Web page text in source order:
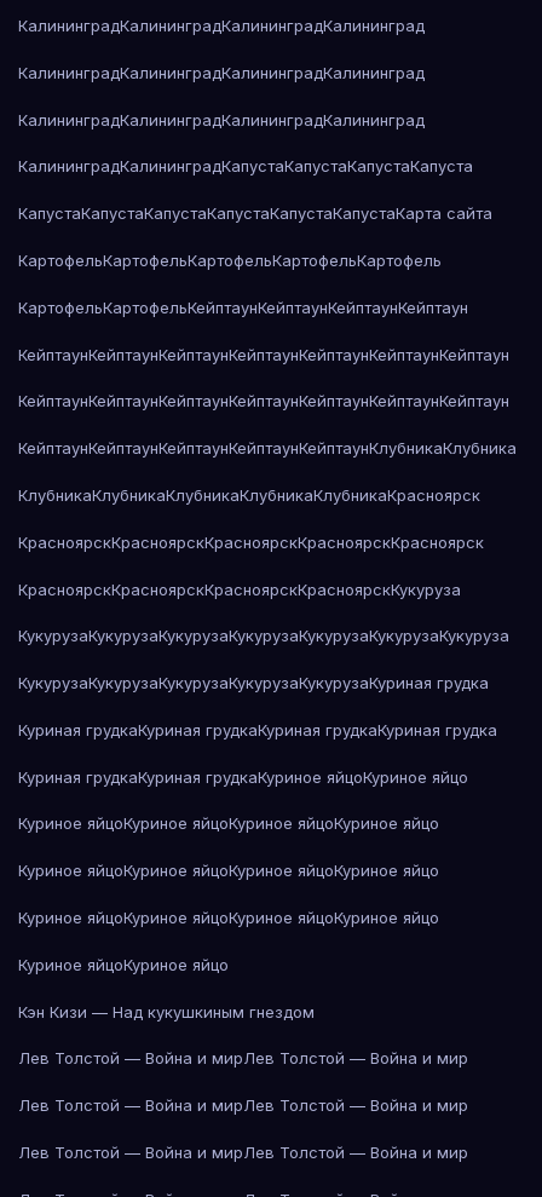
КалининградКалининградКалининградКалининград
КалининградКалининградКалининградКалининград
КалининградКалининградКалининградКалининград
КалининградКалининградКапустаКапустаКапустаКапуста
КапустаКапустаКапустаКапустаКапустаКапустаКарта сайта
КартофельКартофельКартофельКартофельКартофель
КартофельКартофельКейптаунКейптаунКейптаунКейптаун
КейптаунКейптаунКейптаунКейптаунКейптаунКейптаунКейптаун
КейптаунКейптаунКейптаунКейптаунКейптаунКейптаунКейптаун
КейптаунКейптаунКейптаунКейптаунКейптаунКлубникаКлубника
КлубникаКлубникаКлубникаКлубникаКлубникаКрасноярск
КрасноярскКрасноярскКрасноярскКрасноярскКрасноярск
КрасноярскКрасноярскКрасноярскКрасноярскКукуруза
КукурузаКукурузаКукурузаКукурузаКукурузаКукурузаКукуруза
КукурузаКукурузаКукурузаКукурузаКукурузаКуриная грудка
Куриная грудкаКуриная грудкаКуриная грудкаКуриная грудка
Куриная грудкаКуриная грудкаКуриное яйцоКуриное яйцо
Куриное яйцоКуриное яйцоКуриное яйцоКуриное яйцо
Куриное яйцоКуриное яйцоКуриное яйцоКуриное яйцо
Куриное яйцоКуриное яйцоКуриное яйцоКуриное яйцо
Куриное яйцоКуриное яйцо
Кэн Кизи — Над кукушкиным гнездом
Лев Толстой — Война и мирЛев Толстой — Война и мир
Лев Толстой — Война и мирЛев Толстой — Война и мир
Лев Толстой — Война и мирЛев Толстой — Война и мир